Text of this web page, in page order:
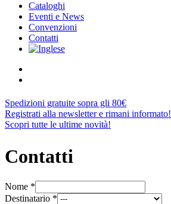
Cataloghi
Eventi e News
Convenzioni
Contatti
Spedizioni gratuite sopra gli 80€
Registrati alla newsletter e rimani informato!
Scopri tutte le ultime novità!
Contatti
Nome *
Destinatario *